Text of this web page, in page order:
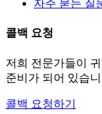
자주 묻는 질
콜백 요청
저희 전문가들이
준비가 되어 있습
콜백 요청하기